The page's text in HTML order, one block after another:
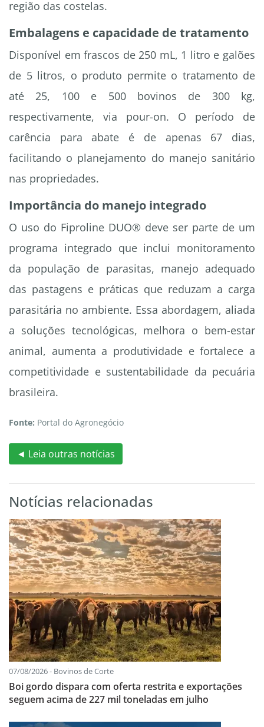
região das costelas.
Embalagens e capacidade de tratamento
Disponível em frascos de 250 mL, 1 litro e galões
de 5 litros, o produto permite o tratamento de
até 25, 100 e 500 bovinos de 300 kg,
respectivamente, via pour-on. O período de
carência para abate é de apenas 67 dias,
facilitando o planejamento do manejo sanitário
nas propriedades.
Importância do manejo integrado
O uso do Fiproline DUO® deve ser parte de um
programa integrado que inclui monitoramento
da população de parasitas, manejo adequado
das pastagens e práticas que reduzam a carga
parasitária no ambiente. Essa abordagem, aliada
a soluções tecnológicas, melhora o bem-estar
animal, aumenta a produtividade e fortalece a
competitividade e sustentabilidade da pecuária
brasileira.
Fonte: Portal do Agronegócio
◄ Leia outras notícias
Notícias relacionadas
07/08/2026 - Bovinos de Corte
Boi gordo dispara com oferta restrita e exportações
seguem acima de 227 mil toneladas em julho